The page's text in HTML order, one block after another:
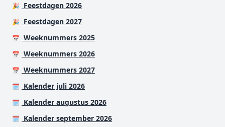
🎉 Feestdagen 2026
🎉 Feestdagen 2027
📅 Weeknummers 2025
📅 Weeknummers 2026
📅 Weeknummers 2027
🗓️ Kalender juli 2026
🗓️ Kalender augustus 2026
🗓️ Kalender september 2026